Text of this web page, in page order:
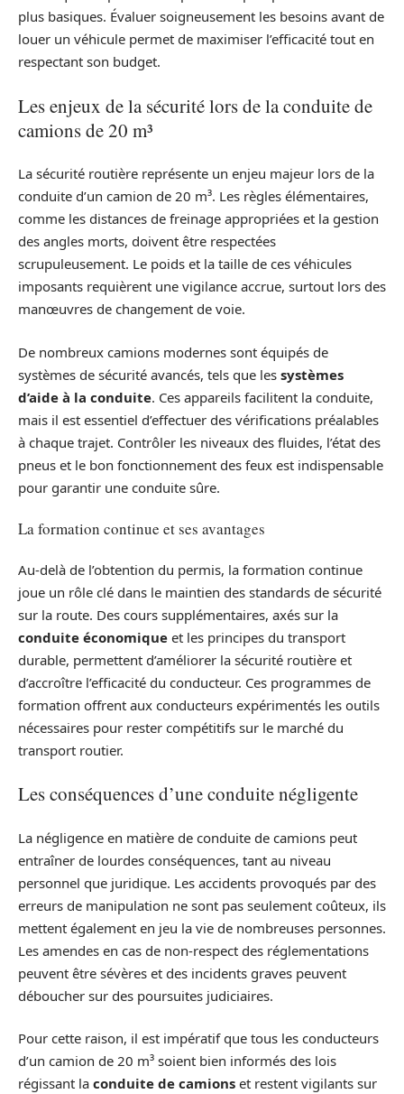
plus basiques. Évaluer soigneusement les besoins avant de
louer un véhicule permet de maximiser l’efficacité tout en
respectant son budget.
Les enjeux de la sécurité lors de la conduite de
camions de 20 m³
La sécurité routière représente un enjeu majeur lors de la
conduite d’un camion de 20 m³. Les règles élémentaires,
comme les distances de freinage appropriées et la gestion
des angles morts, doivent être respectées
scrupuleusement. Le poids et la taille de ces véhicules
imposants requièrent une vigilance accrue, surtout lors des
manœuvres de changement de voie.
De nombreux camions modernes sont équipés de
systèmes de sécurité avancés, tels que les systèmes
d’aide à la conduite. Ces appareils facilitent la conduite,
mais il est essentiel d’effectuer des vérifications préalables
à chaque trajet. Contrôler les niveaux des fluides, l’état des
pneus et le bon fonctionnement des feux est indispensable
pour garantir une conduite sûre.
La formation continue et ses avantages
Au-delà de l’obtention du permis, la formation continue
joue un rôle clé dans le maintien des standards de sécurité
sur la route. Des cours supplémentaires, axés sur la
conduite économique et les principes du transport
durable, permettent d’améliorer la sécurité routière et
d’accroître l’efficacité du conducteur. Ces programmes de
formation offrent aux conducteurs expérimentés les outils
nécessaires pour rester compétitifs sur le marché du
transport routier.
Les conséquences d’une conduite négligente
La négligence en matière de conduite de camions peut
entraîner de lourdes conséquences, tant au niveau
personnel que juridique. Les accidents provoqués par des
erreurs de manipulation ne sont pas seulement coûteux, ils
mettent également en jeu la vie de nombreuses personnes.
Les amendes en cas de non-respect des réglementations
peuvent être sévères et des incidents graves peuvent
déboucher sur des poursuites judiciaires.
Pour cette raison, il est impératif que tous les conducteurs
d’un camion de 20 m³ soient bien informés des lois
régissant la conduite de camions et restent vigilants sur